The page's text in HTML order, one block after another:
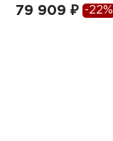
79 909 ₽ -22%